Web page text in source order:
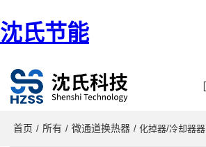
沈氏节能
首页 / 所有 / 微通道换热器 / 化掉器/冷却器器